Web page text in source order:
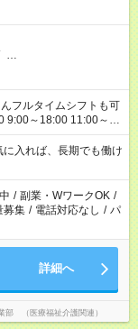
…
9:00～18:00 11:00～
法令に基づき、週20時
ます ※労働者派遣法
・短期間の就業はご
入れば、長期でも働け
/ 副業・WワークOK /
募集 / 電話対応なし / パ
詳細へ
部 （医療福祉介護関連）